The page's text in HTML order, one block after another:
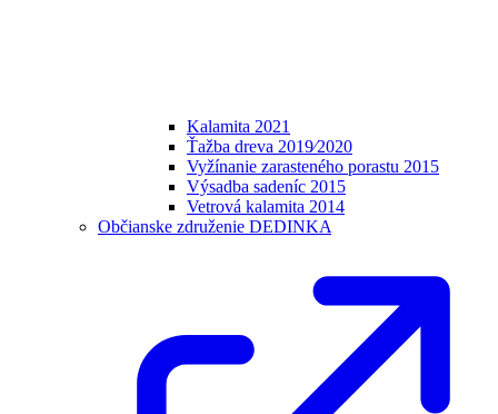
Kalamita 2021
Ťažba dreva 2019⁄2020
Vyžínanie zarasteného porastu 2015
Výsadba sadeníc 2015
Vetrová kalamita 2014
Občianske združenie DEDINKA